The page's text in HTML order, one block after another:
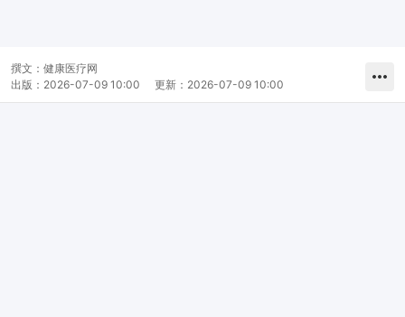
撰文： 健康医疗网
出版： 2026-07-09 10:00 更新： 2026-07-09 10:00